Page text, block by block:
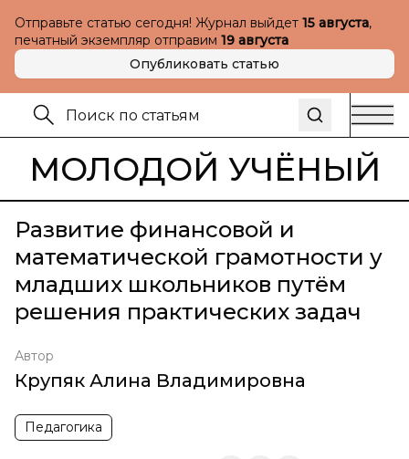
Отправьте статью сегодня! Журнал выйдет 15 августа,
печатный экземпляр отправим 19 августа
Опубликовать статью
МОЛОДОЙ УЧЁНЫЙ
Развитие финансовой и
математической грамотности у
младших школьников путём
решения практических задач
Автор
Крупяк Алина Владимировна
Педагогика